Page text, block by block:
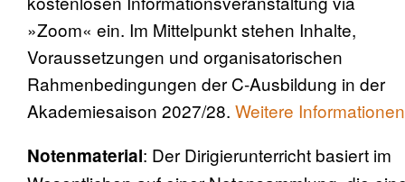
»Zoom« ein. Im Mittelpunkt stehen Inhalte,
Voraussetzungen und organisatorischen
Rahmenbedingungen der C-Ausbildung in der
Akademiesaison 2027/28. Weitere
Notenmaterial: Der Dirigierunterricht basiert im